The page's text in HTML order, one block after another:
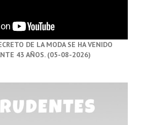
DE LA MODA SE HA VENIDO
43 AÑOS. (05-08-2026)